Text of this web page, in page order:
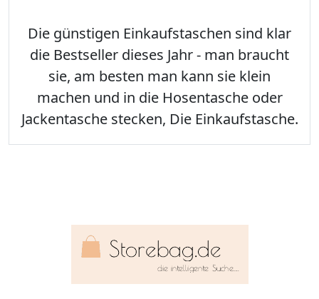
Die günstigen Einkaufstaschen sind klar
die Bestseller dieses Jahr - man braucht
sie, am besten man kann sie klein
machen und in die Hosentasche oder
Jackentasche stecken, Die Einkaufstasche.